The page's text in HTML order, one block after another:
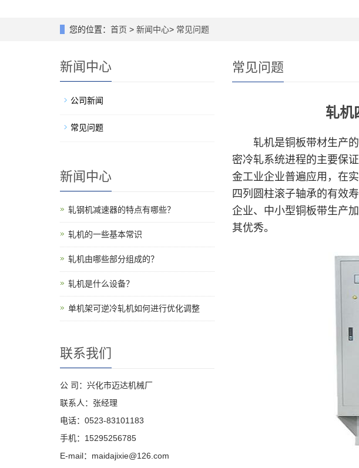
您的位置： 首页 > 新闻中心> 常见问题
常见问题
轧机
轧机是铜板带材生产的
密冷轧系统进程的主要保
金工业企业普遍应用，在
四列圆柱滚子轴承的有效
企业、中小型铜板带生产
其优秀。
新闻中心
公司新闻
常见问题
新闻中心
轧钢机减速器的特点有哪些？
轧机的一些基本常识
轧机由哪些部分组成的？
轧机是什么设备？
单机架可逆冷轧机如何进行优化调整
联系我们
公 司：兴化市迈达机械厂
联系人：张经理
电话：0523-83101183
手机：15295256785
E-mail：maidajixie@126.com